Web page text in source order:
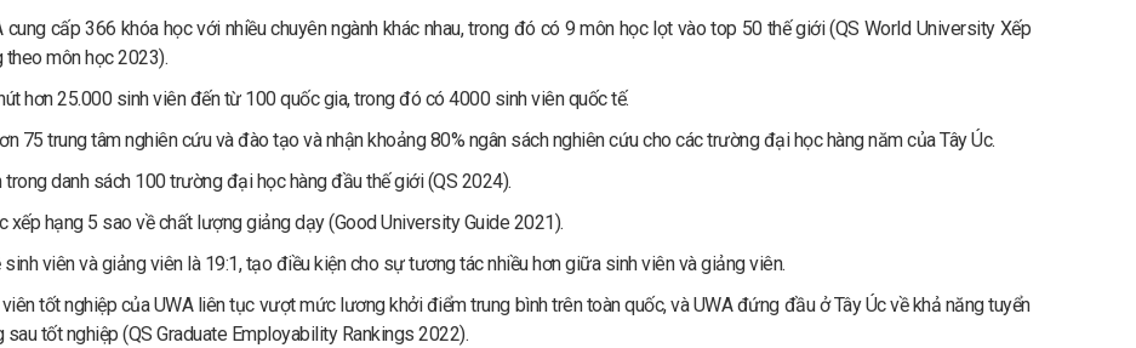
cung cấp 366 khóa học với nhiều chuyên ngành khác nhau, trong đó có 9 môn học lọt vào top 50 thế giới (QS World University Xếp
theo môn học 2023).
hơn25.000 sinh viên đến từ 100 quốc gia, trong đó có 4000 sinh viên quốc tế.
75 trung tâm nghiên cứu và đào tạo và nhận khoảng 80% ngân sách nghiên cứu cho các trường đại học hàng năm của Tây Úc.
trong danh sách 100 trường đại học hàng đầu thế giới (QS 2024).
xếp hạng 5 sao về chất lượng giảng dạy (Good University Guide 2021).
sinh viên và giảng viên là 19:1, tạo điều kiện cho sự tương tác nhiều hơn giữa sinh viên và giảng viên.
tốt nghiệp của UWA liên tục vượt mức lương khởi điểm trung bình trên toàn quốc, và UWA đứng đầu ở Tây Úc về khả năng tuyển
sau tốt nghiệp (QS Graduate Employability Rankings 2022).